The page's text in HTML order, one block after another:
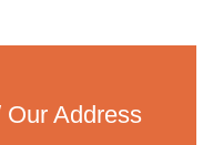
Address